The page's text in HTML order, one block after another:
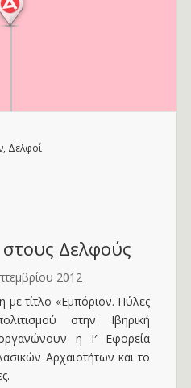
Δελφοί
Δελφούς
2012
τίτλο «Εμπόριον. Πύλες
στην Ιβηρική
η Ι′ Εφορεία
Αρχαιοτήτων και το